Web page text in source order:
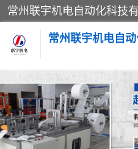
常州联宇机电自
压花定型机以及压花模具
高频热合机